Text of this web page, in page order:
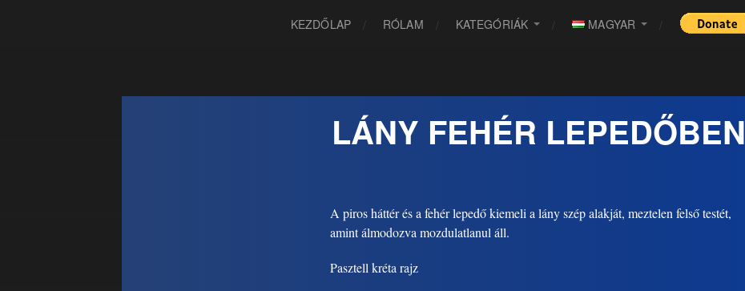
KEZDŐLAP RÓLAM KATEGÓRIÁK MAGYAR
LÁNY FEHÉR LEPEDŐBEN
A piros háttér és a fehér lepedő kiemeli a lány szép alakját, meztelen felső testét,
amint álmodozva mozdulatlanul áll.
Pasztell kréta rajz